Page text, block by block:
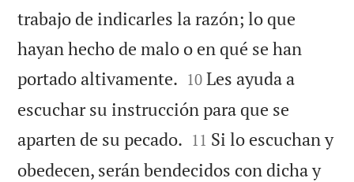
trabajo de indicarles la razón; lo que
hayan hecho de malo o en qué se han
portado altivamente. 

10 Les ayuda a
escuchar su instrucción para que se
aparten de su pecado. 

11 Si lo escuchan y
obedecen, serán bendecidos con dicha y